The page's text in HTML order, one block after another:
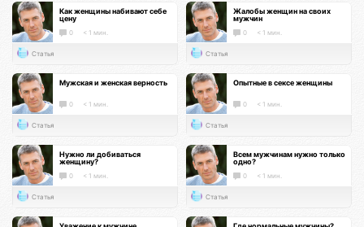
Как женщины набивают себе
цену
0 < 1 мин.
Статья
Жалобы женщин на своих
мужчин
0 < 1 мин.
Статья
Мужская и женская верность
0 < 1 мин.
Статья
Опытные в сексе женщины
0 < 1 мин.
Статья
Нужно ли добиваться
женщину?
0 < 1 мин.
Статья
Всем мужчинам нужно только
одно?
0 < 1 мин.
Статья